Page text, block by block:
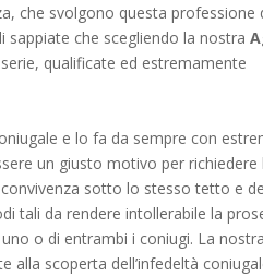
che svolgono questa professione
sappiate che scegliendo la nostra
qualificate ed estremamente
e lo fa da sempre con
un giusto motivo per richiedere
sotto lo stesso tetto e
tali da rendere intollerabile la
uno o di entrambi i coniugi. La
scoperta dell’infedeltà